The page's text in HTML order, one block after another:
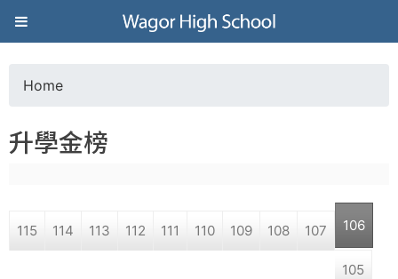
Jump to navigation
葳
格
高
學
o
a
Home
升學金榜
115 114 113 112 111 110 109 108 107 106
105